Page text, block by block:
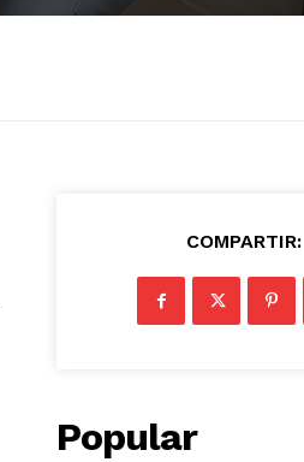
COMPARTIR:
Popular